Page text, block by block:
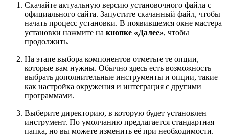
Скачайте актуальную версию установочного файла с
официального сайта. Запустите скачанный файл, чтобы
начать процесс установки. В появившемся окне мастера
установки нажмите на кнопке «Далее», чтобы
продолжить.
На этапе выбора компонентов отметьте те опции,
которые вам нужны. Обычно здесь есть возможность
выбрать дополнительные инструменты и опции, такие
как настройка окружения и интеграция с другими
программами.
Выберите директорию, в которую будет установлен
инструмент. По умолчанию предлагается стандартная
папка, но вы можете изменить её при необходимости.